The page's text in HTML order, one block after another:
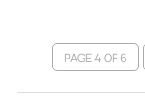
PAGE 4 OF 6